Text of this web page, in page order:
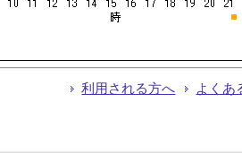
利用される方へ よくあ